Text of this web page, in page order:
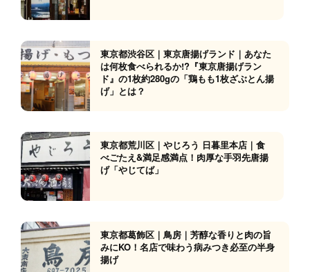
東京都渋谷区｜東京唐揚げランド｜あなた
は何枚食べられるか!?『東京唐揚げラン
ド』の1枚約280gの「鶏もも1枚ざぶとん揚
げ」とは？
東京都荒川区｜やじろう 日暮里本店｜食
べごたえ&満足感満点！肉厚な手羽先唐揚
げ「やじてば」
東京都葛飾区｜鳥房｜芳醇な香りと肉の旨
みにKO！名店で味わう病みつき必至の半身
揚げ